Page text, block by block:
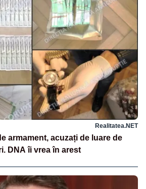
Realitatea.NET
armament, acuzați de luare de
DNA îi vrea în arest